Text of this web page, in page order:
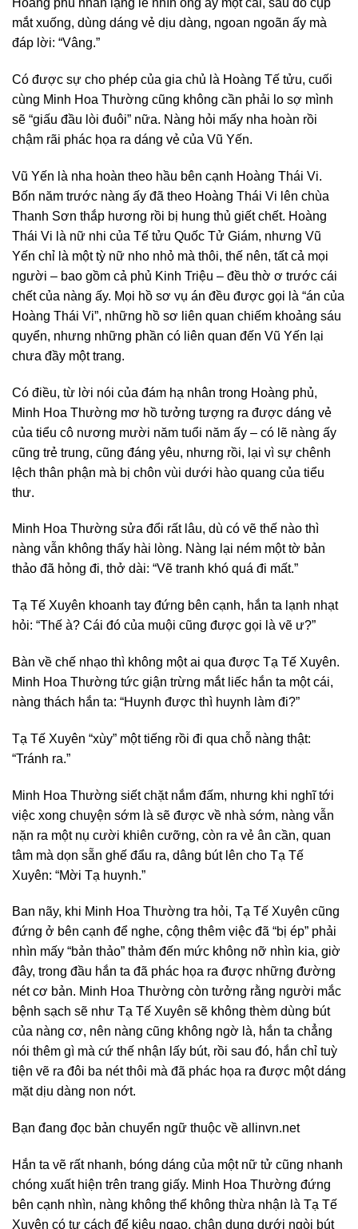
Hoàng phu nhân lặng lẽ nhìn ông ấy một cái, sau đó cụp
mắt xuống, dùng dáng vẻ dịu dàng, ngoan ngoãn ấy mà
đáp lời: “Vâng.”
Có được sự cho phép của gia chủ là Hoàng Tế tửu, cuối
cùng Minh Hoa Thường cũng không cần phải lo sợ mình
sẽ “giấu đầu lòi đuôi” nữa. Nàng hỏi mấy nha hoàn rồi
chậm rãi phác họa ra dáng vẻ của Vũ Yến.
Vũ Yến là nha hoàn theo hầu bên cạnh Hoàng Thái Vi.
Bốn năm trước nàng ấy đã theo Hoàng Thái Vi lên chùa
Thanh Sơn thắp hương rồi bị hung thủ giết chết. Hoàng
Thái Vi là nữ nhi của Tế tửu Quốc Tử Giám, nhưng Vũ
Yến chỉ là một tỳ nữ nho nhỏ mà thôi, thế nên, tất cả mọi
người – bao gồm cả phủ Kinh Triệu – đều thờ ơ trước cái
chết của nàng ấy. Mọi hồ sơ vụ án đều được gọi là “án của
Hoàng Thái Vi”, những hồ sơ liên quan chiếm khoảng sáu
quyển, nhưng những phần có liên quan đến Vũ Yến lại
chưa đầy một trang.
Có điều, từ lời nói của đám hạ nhân trong Hoàng phủ,
Minh Hoa Thường mơ hồ tưởng tượng ra được dáng vẻ
của tiểu cô nương mười năm tuổi năm ấy – có lẽ nàng ấy
cũng trẻ trung, cũng đáng yêu, nhưng rồi, lại vì sự chênh
lệch thân phận mà bị chôn vùi dưới hào quang của tiểu
thư.
Minh Hoa Thường sửa đổi rất lâu, dù có vẽ thế nào thì
nàng vẫn không thấy hài lòng. Nàng lại ném một tờ bản
thảo đã hỏng đi, thở dài: “Vẽ tranh khó quá đi mất.”
Tạ Tế Xuyên khoanh tay đứng bên cạnh, hắn ta lạnh nhạt
hỏi: “Thế à? Cái đó của muội cũng được gọi là vẽ ư?”
Bàn về chế nhạo thì không một ai qua được Tạ Tế Xuyên.
Minh Hoa Thường tức giận trừng mắt liếc hắn ta một cái,
nàng thách hắn ta: “Huynh được thì huynh làm đi?”
Tạ Tế Xuyên “xùy” một tiếng rồi đi qua chỗ nàng thật:
“Tránh ra.”
Minh Hoa Thường siết chặt nắm đấm, nhưng khi nghĩ tới
việc xong chuyện sớm là sẽ được về nhà sớm, nàng vẫn
nặn ra một nụ cười khiên cưỡng, còn ra vẻ ân cần, quan
tâm mà dọn sẵn ghế đẩu ra, dâng bút lên cho Tạ Tế
Xuyên: “Mời Tạ huynh.”
Ban nãy, khi Minh Hoa Thường tra hỏi, Tạ Tế Xuyên cũng
đứng ở bên cạnh để nghe, cộng thêm việc đã “bị ép” phải
nhìn mấy “bản thảo” thảm đến mức không nỡ nhìn kia, giờ
đây, trong đầu hắn ta đã phác họa ra được những đường
nét cơ bản. Minh Hoa Thường còn tưởng rằng người mắc
bệnh sạch sẽ như Tạ Tế Xuyên sẽ không thèm dùng bút
của nàng cơ, nên nàng cũng không ngờ là, hắn ta chẳng
nói thêm gì mà cứ thế nhận lấy bút, rồi sau đó, hắn chỉ tuỳ
tiện vẽ ra đôi ba nét thôi mà đã phác họa ra được một dáng
mặt dịu dàng non nớt.
Bạn đang đọc bản chuyển ngữ thuộc về allinvn.net
Hắn ta vẽ rất nhanh, bóng dáng của một nữ tử cũng nhanh
chóng xuất hiện trên trang giấy. Minh Hoa Thường đứng
bên cạnh nhìn, nàng không thể không thừa nhận là Tạ Tế
Xuyên có tư cách để kiêu ngạo, chân dung dưới ngòi bút